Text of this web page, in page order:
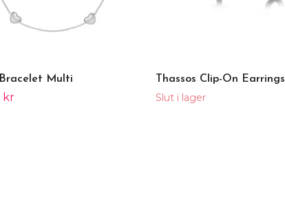
Multi
kr
Thassos Clip-On Earrings
Slut i lager